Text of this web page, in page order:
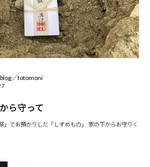
／totomoni
ら守って
」でお預かりした「しずめもの」 家の下からお守りく